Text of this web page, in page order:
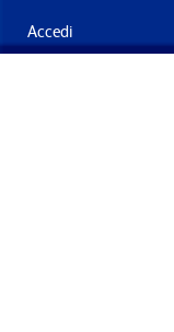
Accedi